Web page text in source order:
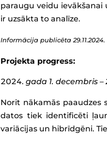
paraugu veidu
ir uzsākta to analīze.
Informācija publicēta 29.11.2024.
Projekta progress:
gada 1. decembris –
Norit nākamās paaudzes
datos tiek identificēti
variācijas un hibrīdgēni.